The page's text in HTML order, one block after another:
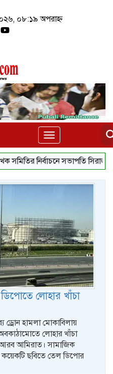
০৮:১৯ অপরাহ্ন
Toggle
navigation
সভাপতি সিরাজুল ও সম্পাদক
লোহার খাঁচা
ড্রোন হামলা মোকাবিলায়
লোহার খাঁচা
আমিরাত। সামাজিক
ছবিতে তেল ডিপোর